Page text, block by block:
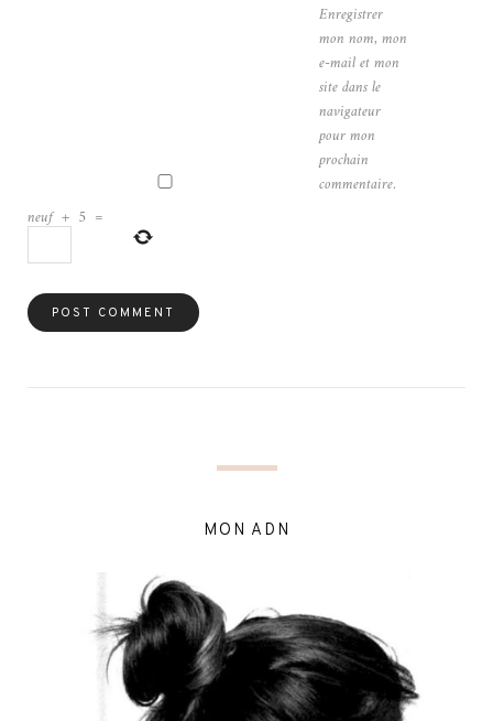
Enregistrer
mon nom, mon
e-mail et mon
site dans le
navigateur
pour mon
prochain
commentaire.
neuf + 5 =
MON ADN